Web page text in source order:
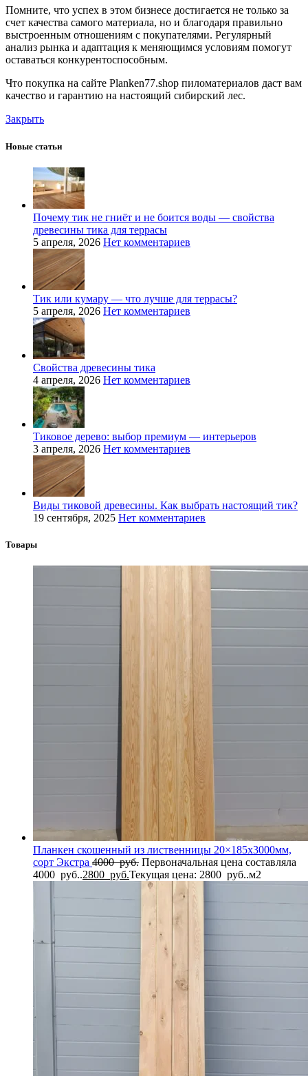
Помните, что успех в этом бизнесе достигается не только за
счет качества самого материала, но и благодаря правильно
выстроенным отношениям с покупателями. Регулярный
анализ рынка и адаптация к меняющимся условиям помогут
оставаться конкурентоспособным.
Что покупка на сайте Planken77.shop пиломатериалов даст вам
качество и гарантию на настоящий сибирский лес.
Закрыть
Новые статьи
Почему тик не гниёт и не боится воды — свойства
древесины тика для террасы
5 апреля, 2026 Нет комментариев
Тик или кумару — что лучше для террасы?
5 апреля, 2026 Нет комментариев
Свойства древесины тика
4 апреля, 2026 Нет комментариев
Тиковое дерево: выбор премиум — интерьеров
3 апреля, 2026 Нет комментариев
Виды тиковой древесины. Как выбрать настоящий тик?
19 сентября, 2025 Нет комментариев
Товары
Планкен скошенный из лиственницы 20×185x3000мм,
сорт Экстра 4000руб. Первоначальная цена составляла
4000 руб..2800 руб.Текущая цена: 2800 руб..м2